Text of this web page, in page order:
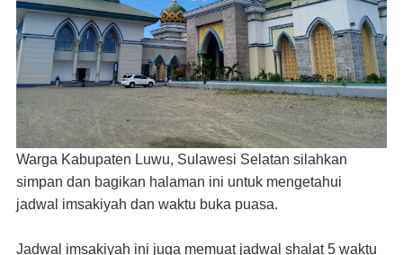
Warga Kabupaten Luwu, Sulawesi Selatan silahkan
simpan dan bagikan halaman ini untuk mengetahui
jadwal imsakiyah dan waktu buka puasa.
Jadwal imsakiyah ini juga memuat jadwal shalat 5 waktu